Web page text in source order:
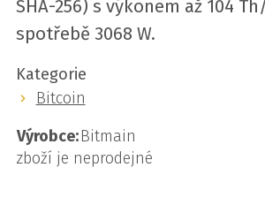
SHA-256) s výkonem až 104
spotřebě 3068 W.
Kategorie
Bitcoin
Výrobce:Bitmain
zboží je neprodejné